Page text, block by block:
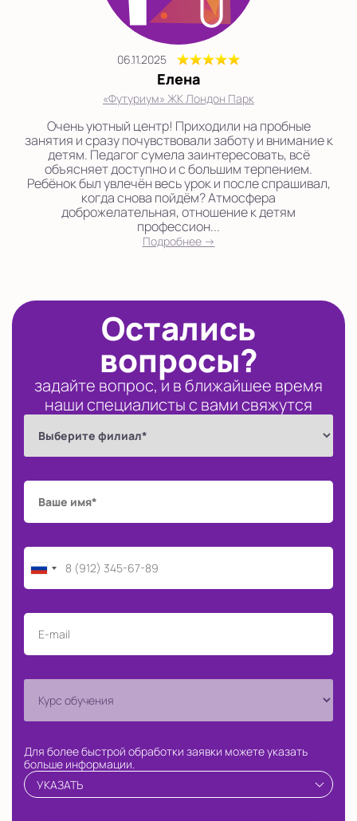
06.11.2025
Елена
«Футуриум» ЖК Лондон Парк
Очень уютный центр! Приходили на пробные
занятия и сразу почувствовали заботу и внимание к
детям. Педагог сумела заинтересовать, всё
объясняет доступно и с большим терпением.
Ребёнок был увлечён весь урок и после спрашивал,
когда снова пойдём? Атмосфера
доброжелательная, отношение к детям
профессион...
Подробнее →
Остались
вопросы?
задайте вопрос, и в ближайшее время
наши специалисты с вами свяжутся
Для более быстрой обработки заявки можете указать
больше информации.
УКАЗАТЬ